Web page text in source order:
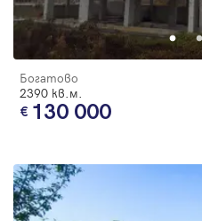
Богатово
2390 кв.м.
130 000